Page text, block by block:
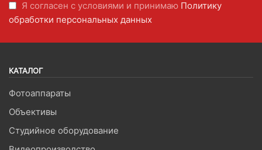
Я согласен с условиями и принимаю Политику
обработки персональных данных
КАТАЛОГ
Фотоаппараты
Объективы
Студийное оборудование